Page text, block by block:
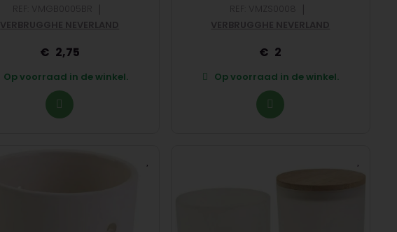
|
VERBRUGGHE NEVERLAND
2,75
Op voorraad in de winkel.
|
VERBRUGGHE NEVERLAND
2
Op voorraad in de winkel.